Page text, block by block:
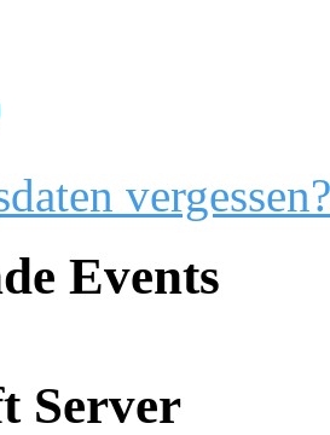
vergessen?
Events
Server